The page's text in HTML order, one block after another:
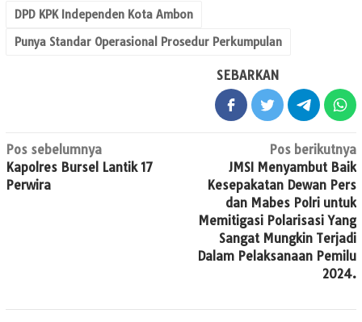
DPD KPK Independen Kota Ambon
Punya Standar Operasional Prosedur Perkumpulan
SEBARKAN
Navigasi
pos
Pos sebelumnya
Kapolres Bursel Lantik 17
Perwira
Pos berikutnya
JMSI Menyambut Baik
Kesepakatan Dewan Pers
dan Mabes Polri untuk
Memitigasi Polarisasi Yang
Sangat Mungkin Terjadi
Dalam Pelaksanaan Pemilu
2024.